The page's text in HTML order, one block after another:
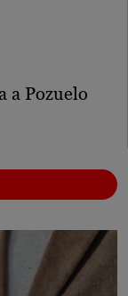
a Pozuelo